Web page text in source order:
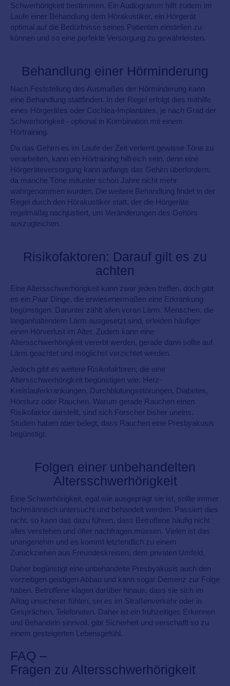
Schwerhörigkeit bestimmen. Ein Audiogramm hilft zudem im
Laufe einer Behandlung dem Hörakustiker, ein Hörgerät
optimal auf die Bedürfnisse seines Patienten einstellen zu
können und so eine perfekte Versorgung zu gewährleisten.
Behandlung einer Hörminderung
Nach Feststellung des Ausmaßes der Hörminderung kann
eine Behandlung stattfinden. In der Regel erfolgt dies mithilfe
eines Hörgerätes oder Cochlea-Implantates, je nach Grad der
Schwerhörigkeit - optional in Kombination mit einem
Hörtraining.
Da das Gehirn es im Laufe der Zeit verlernt gewisse Töne zu
verarbeiten, kann ein Hörtraining hilfreich sein, denn eine
Hörgeräteversorgung kann anfangs das Gehirn überfordern,
da manche Töne mitunter schon Jahre nicht mehr
wahrgenommen wurden. Die weitere Behandlung findet in der
Regel durch den Hörakustiker statt, der die Hörgeräte
regelmäßig nachjustiert, um Veränderungen des Gehörs
auszugleichen.
Risikofaktoren: Darauf gilt es zu
achten
Eine Altersschwerhörigkeit kann zwar jeden treffen, doch gibt
es ein Paar Dinge, die erwiesenermaßen eine Erkrankung
begünstigen. Darunter zählt allen voran Lärm. Menschen, die
langanhaltendem Lärm ausgesetzt sind, erleiden häufiger
einen Hörverlust im Alter. Zudem kann eine
Altersschwerhörigkeit vererbt werden, gerade dann sollte auf
Lärm geachtet und möglichst verzichtet werden.
Jedoch gibt es weitere Risikofaktoren, die eine
Altersschwerhörigkeit begünstigen wie: Herz-
Kreislauferkrankungen, Durchblutungsstörungen, Diabetes,
Hörsturz oder Rauchen. Warum gerade Rauchen einen
Risikofaktor darstellt, sind sich Forscher bisher uneins.
Studien haben aber belegt, dass Rauchen eine Presbyakusis
begünstigt.
Folgen einer unbehandelten
Altersschwerhörigkeit
Eine Schwerhörigkeit, egal wie ausgeprägt sie ist, sollte immer
fachmännisch untersucht und behandelt werden. Passiert dies
nicht, so kann das dazu führen, dass Betroffene häufig nicht
alles verstehen und öfter nachfragen müssen. Vielen ist das
unangenehm und es kommt letztendlich zu einem
Zurückziehen aus Freundeskreisen, dem privaten Umfeld.
Daher begünstigt eine unbehandelte Presbyakusis auch den
vorzeitigen geistigen Abbau und kann sogar Demenz zur Folge
haben. Betroffene klagen darüber hinaus, dass sie sich im
Alltag unsicherer fühlen, sei es im Straßenverkehr oder in
Gesprächen, Telefonaten. Daher ist ein frühzeitiges Erkennen
und Behandeln sinnvoll, gibt Sicherheit und verschafft so zu
einem gesteigerten Lebensgefühl.
FAQ –
Fragen zu Altersschwerhörigkeit